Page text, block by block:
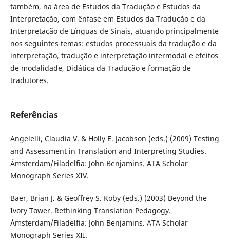
também, na área de Estudos da Tradução e Estudos da
Interpretação, com ênfase em Estudos da Tradução e da
Interpretação de Línguas de Sinais, atuando principalmente
nos seguintes temas: estudos processuais da tradução e da
interpretação, tradução e interpretação intermodal e efeitos
de modalidade, Didática da Tradução e formação de
tradutores.
Referências
Angelelli, Claudia V. & Holly E. Jacobson (eds.) (2009) Testing
and Assessment in Translation and Interpreting Studies.
Ámsterdam/Filadelfia: John Benjamins. ATA Scholar
Monograph Series XIV.
Baer, Brian J. & Geoffrey S. Koby (eds.) (2003) Beyond the
Ivory Tower. Rethinking Translation Pedagogy.
Ámsterdam/Filadelfia: John Benjamins. ATA Scholar
Monograph Series XII.